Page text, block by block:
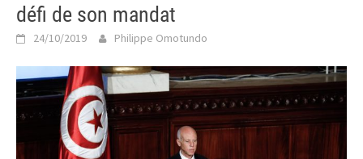
défi de son mandat
24/10/2019 Philippe Omotundo